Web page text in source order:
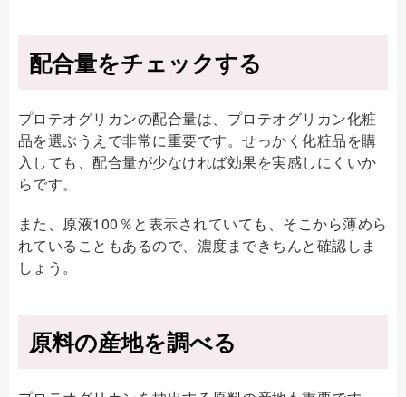
配合量をチェックする
プロテオグリカンの配合量は、プロテオグリカン化粧
品を選ぶうえで非常に重要です。せっかく化粧品を購
入しても、配合量が少なければ効果を実感しにくいか
らです。
また、原液100％と表示されていても、そこから薄めら
れていることもあるので、濃度まできちんと確認しま
しょう。
原料の産地を調べる